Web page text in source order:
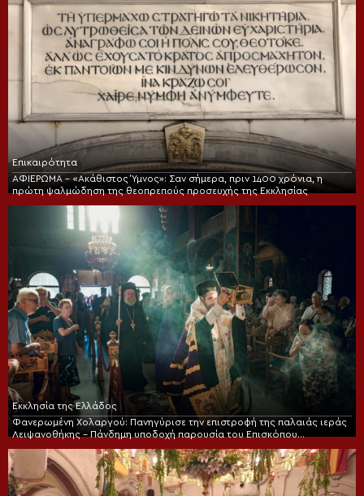
Επικαιρότητα
ΑΦΙΕΡΩΜΑ – «Ακάθιστος Ύμνος»: Σαν σήμερα, πριν 1400 χρόνια, η
πρώτη ψαλμώδηση της θεοπρεπούς προσευχής της Εκκλησίας
Εκκλησία της Ελλάδος
Φανερωμένη Χολαργού: Πανηγύρισε την επιστροφή της παλαιάς ιεράς
Λειψανοθήκης – Πάνδημη υποδοχή παρουσία του Επισκόπου